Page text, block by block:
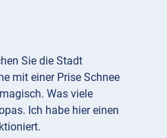
Sie die Stadt
mit einer Prise Schnee
Was viele
Ich habe hier einen